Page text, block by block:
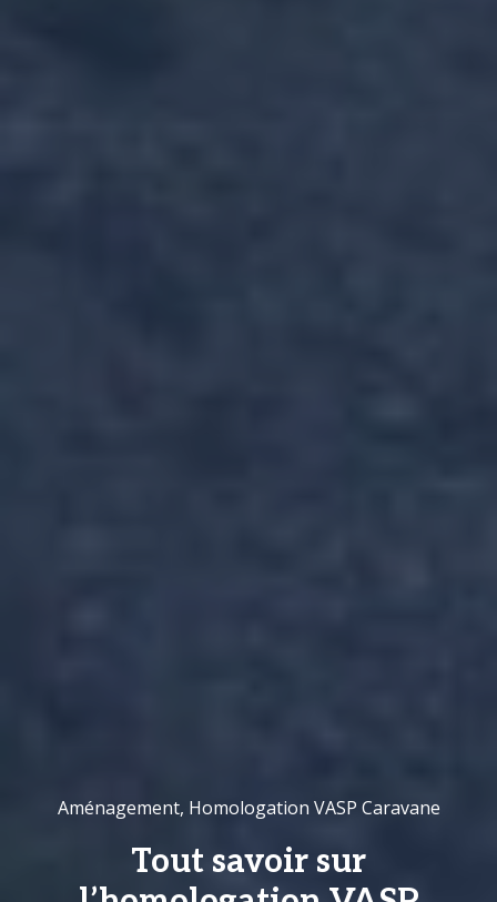
Aménagement, Homologation VASP Caravane
Tout savoir sur